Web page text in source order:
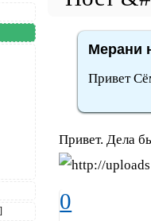
Мерани
Привет
Привет. Дела
0